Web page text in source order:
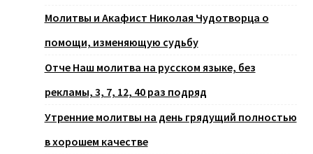
Молитвы и Акафист Николая Чудотворца о
помощи, изменяющую судьбу
Отче Наш молитва на русском языке, без
рекламы, 3, 7, 12, 40 раз подряд
Утренние молитвы на день грядущий полностью
в хорошем качестве